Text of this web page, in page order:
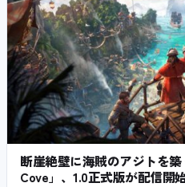
断崖絶壁に海賊のアジトを
Cove」、1.0正式版が配信開